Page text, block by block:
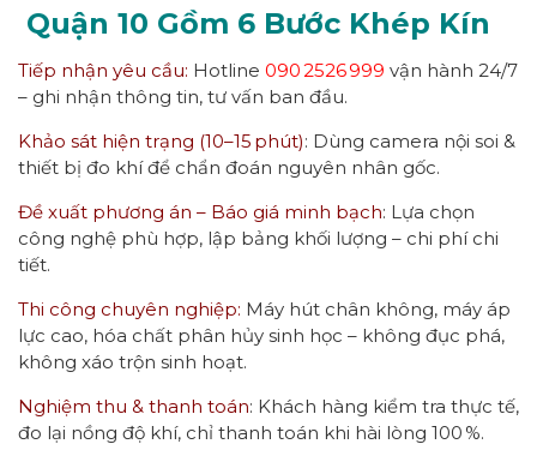
Quận 10 Gồm 6 Bước Khép Kín
Tiếp nhận yêu cầu: Hotline 090 2526 999 vận hành 24/7
– ghi nhận thông tin, tư vấn ban đầu.
Khảo sát hiện trạng (10–15 phút): Dùng camera nội soi &
thiết bị đo khí để chẩn đoán nguyên nhân gốc.
Đề xuất phương án – Báo giá minh bạch: Lựa chọn
công nghệ phù hợp, lập bảng khối lượng – chi phí chi
tiết.
Thi công chuyên nghiệp: Máy hút chân không, máy áp
lực cao, hóa chất phân hủy sinh học – không đục phá,
không xáo trộn sinh hoạt.
Nghiệm thu & thanh toán: Khách hàng kiểm tra thực tế,
đo lại nồng độ khí, chỉ thanh toán khi hài lòng 100 %.